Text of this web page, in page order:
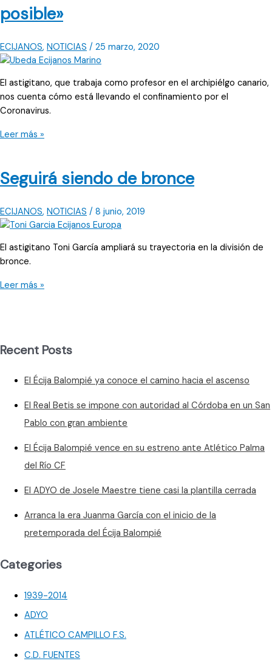
Linarejos
posible»
ECIJANOS, NOTICIAS / 25 marzo, 2020
El astigitano, que trabaja como profesor en el archipiélgo canario,
nos cuenta cómo está llevando el confinamiento por el
Coronavirus.
Úbeda:
que
mantengamos
mayor
actividad
posible»
Leer más »
Seguirá siendo de bronce
ECIJANOS, NOTICIAS / 8 junio, 2019
El astigitano Toni García ampliará su trayectoria en la división de
bronce.
Seguirá
Leer más »
Recent Posts
El Écija Balompié ya conoce el camino hacia el ascenso
El Real Betis se impone con autoridad al Córdoba en un San
Pablo con gran ambiente
El Écija Balompié vence en su estreno ante Atlético Palma
del Río CF
El ADYO de Josele Maestre tiene casi la plantilla cerrada
Arranca la era Juanma García con el inicio de la
pretemporada del Écija Balompié
Categories
1939-2014
ADYO
ATLÉTICO CAMPILLO F.S.
C.D. FUENTES